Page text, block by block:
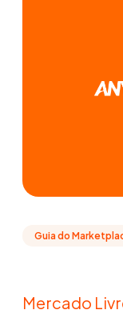
Guia do
Mercado